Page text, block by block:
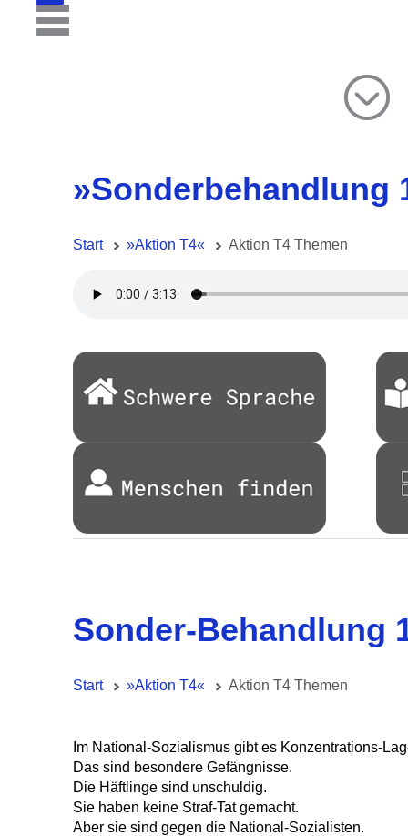
»Sonderbehandlung
Start »Aktion T4« Aktion T4 Themen
Sonder-Behandlung
Start »Aktion T4« Aktion T4 Themen
Im National-Sozialismus gibt es Konzentrations-
Das sind besondere Gefängnisse.
Die Häftlinge sind unschuldig.
Sie haben keine Straf-Tat gemacht.
Aber sie sind gegen die National-Sozialisten.